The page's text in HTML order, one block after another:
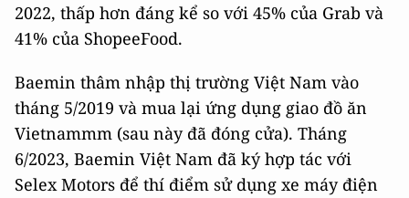
2022, thấp hơn đáng kể so với 45% của Grab và
41% của ShopeeFood.
Baemin thâm nhập thị trường Việt Nam vào
tháng 5/2019 và mua lại ứng dụng giao đồ ăn
Vietnammm (sau này đã đóng cửa). Tháng
6/2023, Baemin Việt Nam đã ký hợp tác với
Selex Motors để thí điểm sử dụng xe máy điện